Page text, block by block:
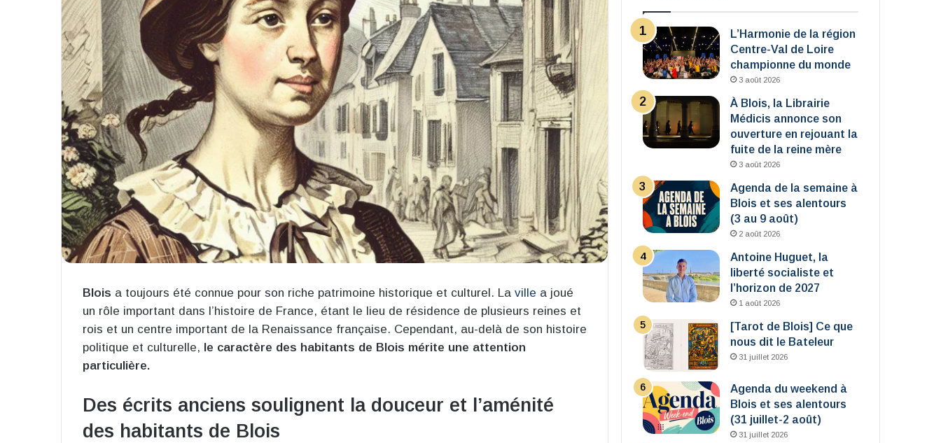
Blois a toujours été connue pour son riche patrimoine historique et culturel. La ville a joué
un rôle important dans l’histoire de France, étant le lieu de résidence de plusieurs reines et
rois et un centre important de la Renaissance française. Cependant, au-delà de son histoire
politique et culturelle, le caractère des habitants de Blois mérite une attention
particulière.
Des écrits anciens soulignent la douceur et l’aménité
des habitants de Blois
L’Harmonie de la région
Centre-Val de Loire
championne du monde
3 août 2026
À Blois, la Librairie
Médicis annonce son
ouverture en rejouant la
fuite de la reine mère
3 août 2026
Agenda de la semaine à
Blois et ses alentours
(3 au 9 août)
2 août 2026
Antoine Huguet, la
liberté socialiste et
l’horizon de 2027
1 août 2026
[Tarot de Blois] Ce que
nous dit le Bateleur
31 juillet 2026
Agenda du weekend à
Blois et ses alentours
(31 juillet-2 août)
31 juillet 2026